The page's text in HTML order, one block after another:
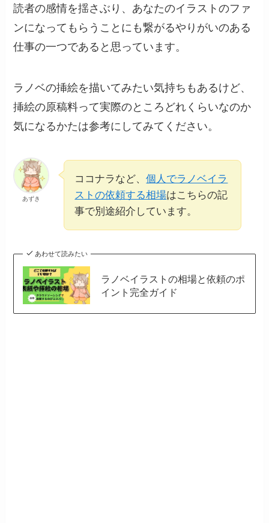
読者の感情を揺さぶり、あなたのイラストのファ
ンになってもらうことにも繋がるやりがいのある
仕事の一つであると思っています。
ラノベの挿絵を描いてみたい気持ちもあるけど、
挿絵の原稿料って実際のところどれくらいなのか
気になるかたは参考にしてみてください。
あずき
ココナラなど、個人でラノベイラ
ストの依頼する相場はこちらの記
事で別途紹介しています。
あわせて読みたい
ラノベイラストの相場と依頼のポ
イント完全ガイド